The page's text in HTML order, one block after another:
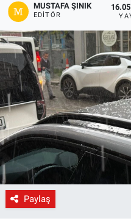
MUSTAFA ŞINIK
EDITÖR
Paylaş
Gündem
Kültür-Sanat
Magazin
Politika
Resmi İlanlar
Sağlık
Siyaset